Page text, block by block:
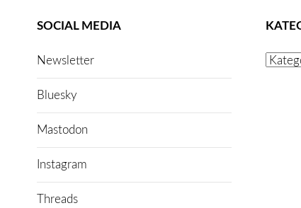
SOCIAL MEDIA
Newsletter
Bluesky
Mastodon
Instagram
Threads